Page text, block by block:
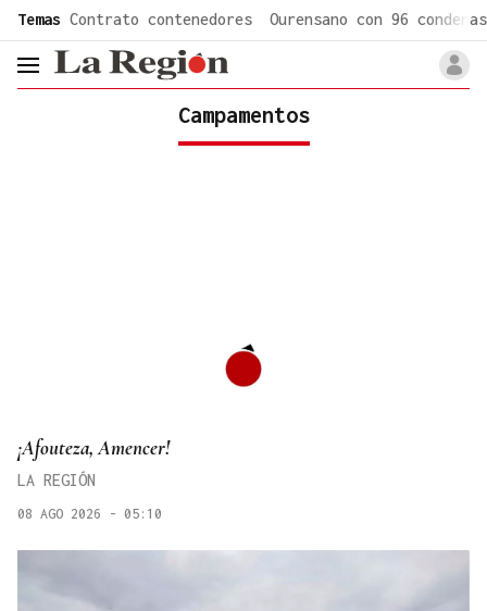
Temas Contrato contenedores Ourensano con 96 condenas
header.menu.open
Campamentos
¡Afouteza, Amencer!
LA REGIÓN
08 AGO 2026 - 05:10